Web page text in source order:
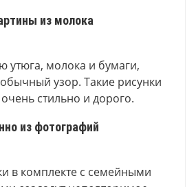
из молока
утюга, молока и бумаги,
узор. Такие рисунки
стильно и дорого.
из фотографий
в комплекте с семейными